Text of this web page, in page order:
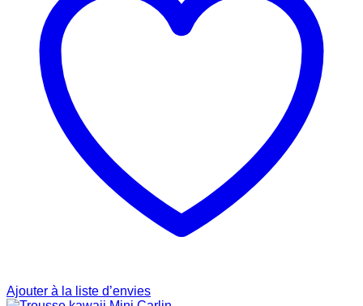
Ajouter à la liste d’envies